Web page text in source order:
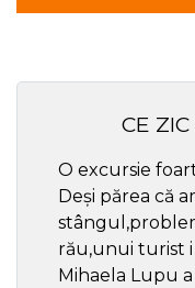
CE
O excursie
Deși părea că
rău,unui turist
Mihaela Lupu